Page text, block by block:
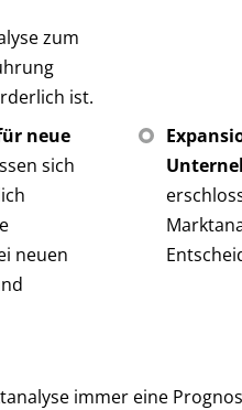
zum
ist.
neue
sich
neuen
immer eine